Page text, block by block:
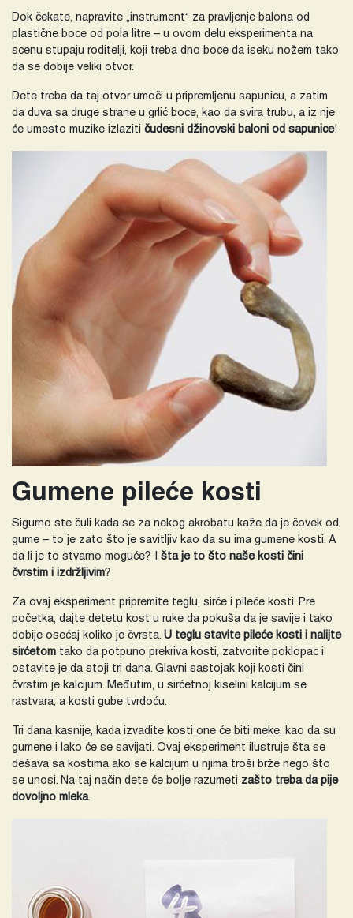
Dok čekate, napravite „instrument“ za pravljenje balona od
plastične boce od pola litre – u ovom delu eksperimenta na
scenu stupaju roditelji, koji treba dno boce da iseku nožem tako
da se dobije veliki otvor.
Dete treba da taj otvor umoči u pripremljenu sapunicu, a zatim
da duva sa druge strane u grlić boce, kao da svira trubu, a iz nje
će umesto muzike izlaziti čudesni džinovski baloni od sapunice!
Gumene pileće kosti
Sigurno ste čuli kada se za nekog akrobatu kaže da je čovek od
gume – to je zato što je savitljiv kao da su ima gumene kosti. A
da li je to stvarno moguće? I šta je to što naše kosti čini
čvrstim i izdržljivim?
Za ovaj eksperiment pripremite teglu, sirće i pileće kosti. Pre
početka, dajte detetu kost u ruke da pokuša da je savije i tako
dobije osećaj koliko je čvrsta. U teglu stavite pileće kosti i nalijte
sirćetom tako da potpuno prekriva kosti, zatvorite poklopac i
ostavite je da stoji tri dana. Glavni sastojak koji kosti čini
čvrstim je kalcijum. Međutim, u sirćetnoj kiselini kalcijum se
rastvara, a kosti gube tvrdoću.
Tri dana kasnije, kada izvadite kosti one će biti meke, kao da su
gumene i lako će se savijati. Ovaj eksperiment ilustruje šta se
dešava sa kostima ako se kalcijum u njima troši brže nego što
se unosi. Na taj način dete će bolje razumeti zašto treba da pije
dovoljno mleka.